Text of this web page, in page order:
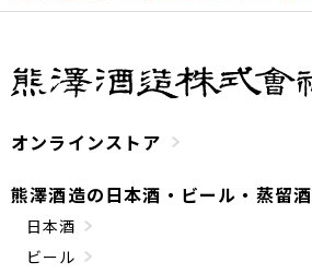
オンラインストア
熊澤酒造の日本酒・ビール・蒸留酒
日本酒
ビール